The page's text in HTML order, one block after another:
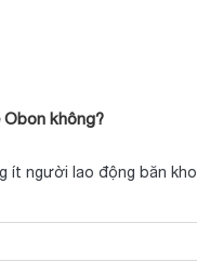
không?
ít người lao động băn